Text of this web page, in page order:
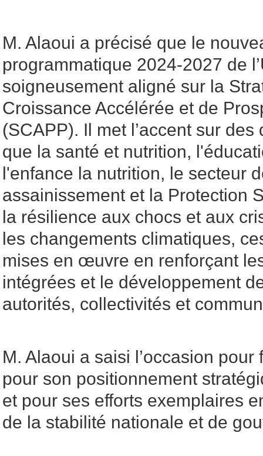
M. Alaoui a précisé que le
programmatique 2024-2027 de
soigneusement aligné sur la
Croissance Accélérée et de
(SCAPP). Il met l’accent sur
que la santé et nutrition,
l'enfance la nutrition, le secteur
assainissement et la Protection
la résilience aux chocs et aux
les changements climatiques,
mises en œuvre en renforçant
intégrées et le développement
autorités, collectivités et
M. Alaoui a saisi l’occasion
pour son positionnement
et pour ses efforts exemplaires
de la stabilité nationale et de